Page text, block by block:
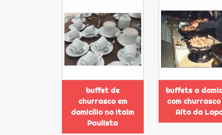
buffet de
churrasco em
domicílio no Itaim
Paulista
buffets a
com
Alto da